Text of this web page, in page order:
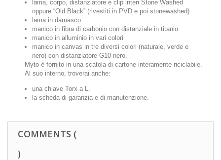
lama, corpo, distanziatore e clip interi Stone Washed
oppure “Old Black” (rivestiti in PVD e poi stonewashed)
lama in damasco
manico in fibra di carbonio con distanziale in titanio
manico in alluminio in vari colori
manico in canvas in tre diversi colori (naturale, verde e
nero) con distanziatore G10 nero.
Myto è fornito in una scatola di cartone interamente riciclabile.
Al suo interno, troverai anche:
una chiave Torx a L.
la scheda di garanzia e di manutenzione.
COMMENTS (
)